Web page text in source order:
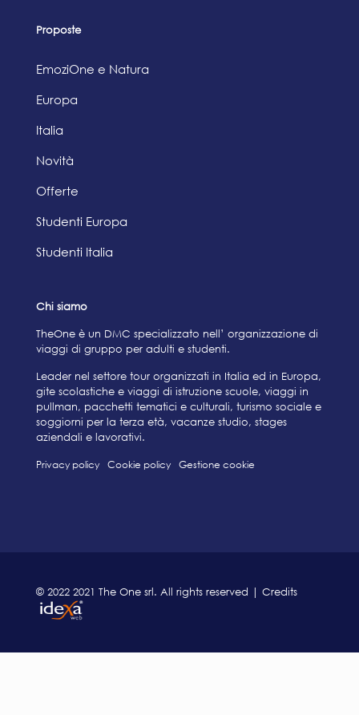
Proposte
EmoziOne e Natura
Europa
Italia
Novità
Offerte
Studenti Europa
Studenti Italia
Chi siamo
TheOne è un DMC specializzato nell’ organizzazione di
viaggi di gruppo per adulti e studenti.
Leader nel settore tour organizzati in Italia ed in Europa,
gite scolastiche e viaggi di istruzione scuole, viaggi in
pullman, pacchetti tematici e culturali, turismo sociale e
soggiorni per la terza età, vacanze studio, stages
aziendali e lavorativi.
Privacy policy Cookie policy Gestione cookie
© 2022 2021 The One srl. All rights reserved | Credits